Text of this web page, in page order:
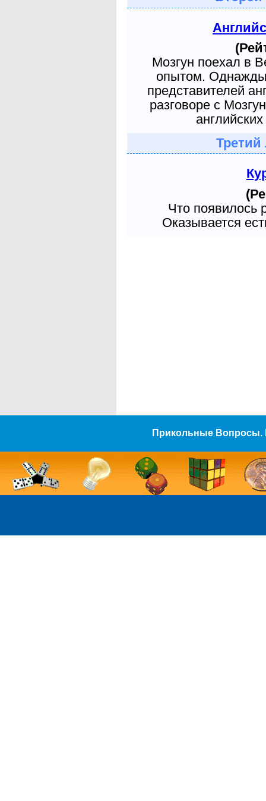
Мозгун поехал в
опытом. Однажды
представителей
разговоре с
Что появилось
Оказывается
Прикольные Вопросы.